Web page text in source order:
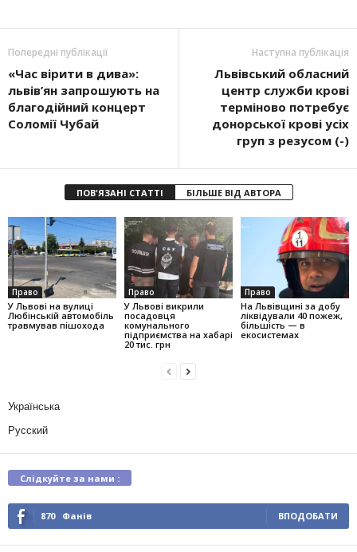
Попередні публікації
«Час вірити в дива»:
львів’ян запрошують на
благодійний концерт
Соломії Чубай
Наступна публікація
Львівський обласний
центр служби крові
терміново потребує
донорської крові усіх
груп з резусом (-)
ПОВ'ЯЗАНІ СТАТТІ БІЛЬШЕ ВІД АВТОРА
Право
У Львові на вулиці
Любінській автомобіль
травмував пішохода
Право
У Львові викрили
посадовця
комунального
підприємства на хабарі
20 тис. грн
Право
На Львівщині за добу
ліквідували 40 пожеж,
більшість — в
екосистемах
Українська
Русский
Слідкуйте за нами :
870 Фанів ВПОДОБАТИ